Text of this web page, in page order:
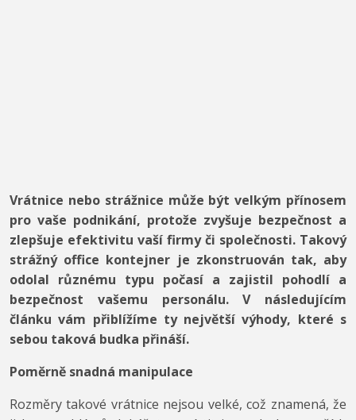
Vrátnice nebo strážnice může být velkým přínosem
pro vaše podnikání, protože zvyšuje bezpečnost a
zlepšuje efektivitu vaší firmy či společnosti. Takový
strážný office kontejner je zkonstruován tak, aby
odolal různému typu počasí a zajistil pohodlí a
bezpečnost vašemu personálu. V následujícím
článku vám přiblížíme ty největší výhody, které s
sebou taková budka přináší.
Poměrně snadná manipulace
Rozměry takové vrátnice nejsou velké, což znamená, že